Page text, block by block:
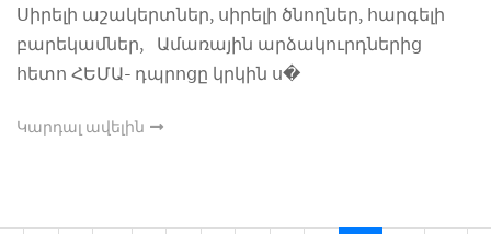
Սիրելի աշակերտներ, սիրելի ծնողներ, հարգելի
բարեկամներ, Ամառային արձակուրդներից
հետո ՀԵՄԱ- դպրոցը կրկին ս�
Կարդալ ավելին